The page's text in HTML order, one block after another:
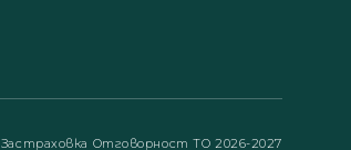
Застраховка Отговорност ТО 2026-2027